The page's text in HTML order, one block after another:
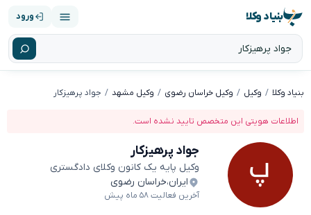
بنیاد وکلا ورود
بنیاد وکلا وکیل وکیل خراسان رضوی وکیل مشهد جواد پرهیزکار
اطلاعات هویتی این متخصص تایید نشده است.
جواد پرهیزکار
وکیل پایه یک کانون وکلای دادگستری
ایران،خراسان رضوی
آخرین فعالیت ۵۸ ماه پیش